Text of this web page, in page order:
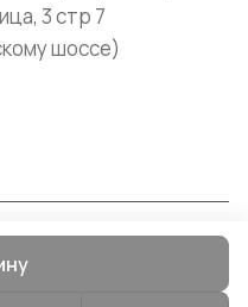
3 стр 7
шоссе)